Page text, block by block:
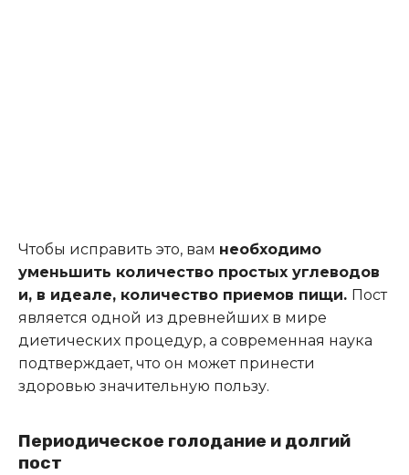
Чтобы исправить это, вам необходимо
уменьшить количество простых углеводов
и, в идеале, количество приемов пищи. Пост
является одной из древнейших в мире
диетических процедур, а современная наука
подтверждает, что он может принести
здоровью значительную пользу.
Периодическое голодание и долгий
пост